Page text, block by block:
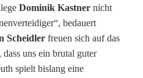
Dominik Kastner nicht
bedauert
Scheidler freuen sich auf das
uns ein brutal guter
spielt bislang eine